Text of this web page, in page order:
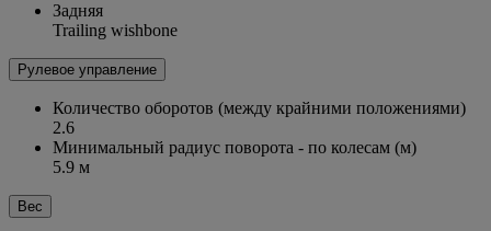
Задняя
Trailing wishbone
Рулевое управление
Количество оборотов (между крайними положениями)
2.6
Минимальный радиус поворота - по колесам (м)
5.9 м
Вес